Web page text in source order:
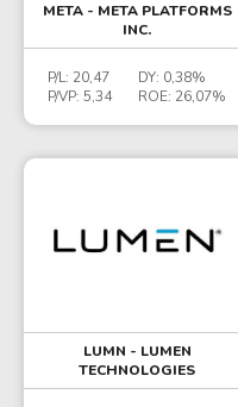
META - META PLATFORMS
INC.
P/L: 20,47
P/VP: 5,34
DY: 0,38%
ROE: 26,07%
LUMN - LUMEN
TECHNOLOGIES